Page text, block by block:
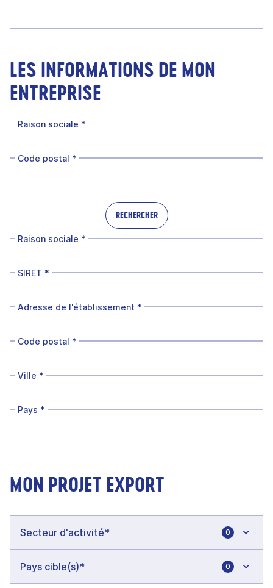
LES INFORMATIONS DE MON
ENTREPRISE
Raison sociale *
Code postal *
RECHERCHER
Raison sociale *
SIRET *
Adresse de l'établissement *
Code postal *
Ville *
Pays *
MON PROJET EXPORT
0
0